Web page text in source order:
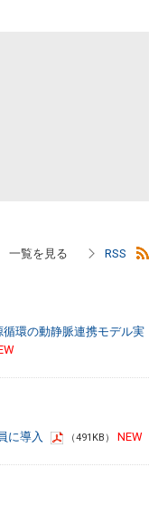
環の動静脈連携モデル実
に導入 （491KB）